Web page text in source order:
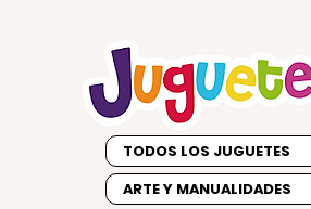
TODOS LOS JUGUETES
ARTE Y MANUALIDADES